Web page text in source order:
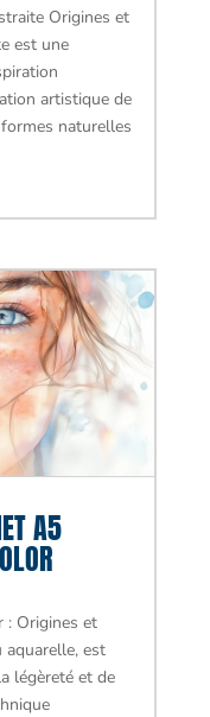
Origines et
est une
artistique de
naturelles
A5
: Origines et
aquarelle, est
légèreté et de